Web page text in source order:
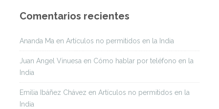
Comentarios recientes
Ananda Ma en Artículos no permitidos en la India
Juan Angel Vinuesa en Cómo hablar por teléfono en la
India
Emilia Ibáñez Chávez en Artículos no permitidos en la
India